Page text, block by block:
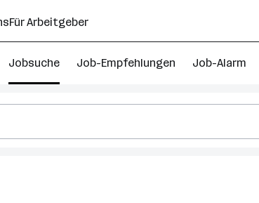
Für Arbeitgeber
Jobsuche Job-Empfehlungen Job-Alarm